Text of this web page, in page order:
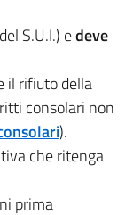
S.U.I.) edeve
il rifiuto della
consolari non
).
che ritenga
prima